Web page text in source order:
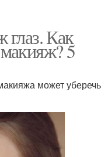
глаз. Как
5
может уберечь